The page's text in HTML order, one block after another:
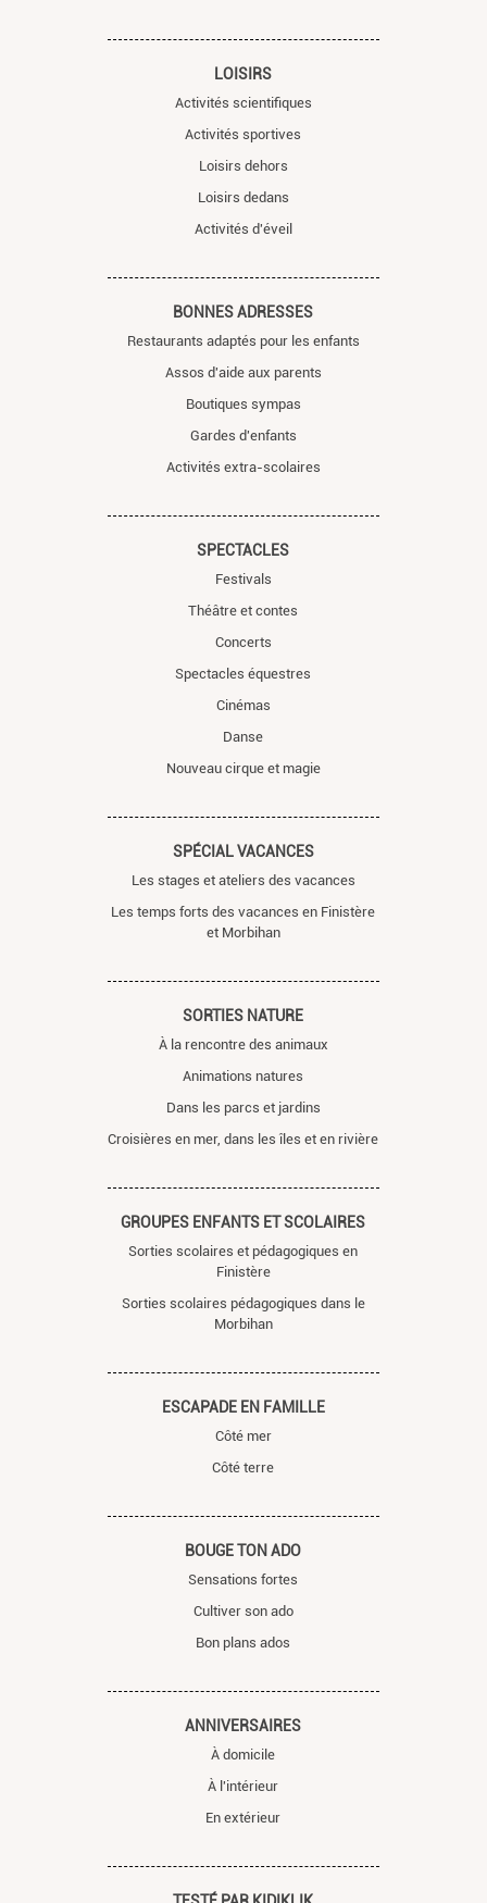
LOISIRS
Activités scientifiques
Activités sportives
Loisirs dehors
Loisirs dedans
Activités d'éveil
BONNES ADRESSES
Restaurants adaptés pour les enfants
Assos d'aide aux parents
Boutiques sympas
Gardes d'enfants
Activités extra-scolaires
SPECTACLES
Festivals
Théâtre et contes
Concerts
Spectacles équestres
Cinémas
Danse
Nouveau cirque et magie
SPÉCIAL VACANCES
Les stages et ateliers des vacances
Les temps forts des vacances en Finistère
et Morbihan
SORTIES NATURE
À la rencontre des animaux
Animations natures
Dans les parcs et jardins
Croisières en mer, dans les îles et en rivière
GROUPES ENFANTS ET SCOLAIRES
Sorties scolaires et pédagogiques en
Finistère
Sorties scolaires pédagogiques dans le
Morbihan
ESCAPADE EN FAMILLE
Côté mer
Côté terre
BOUGE TON ADO
Sensations fortes
Cultiver son ado
Bon plans ados
ANNIVERSAIRES
À domicile
À l'intérieur
En extérieur